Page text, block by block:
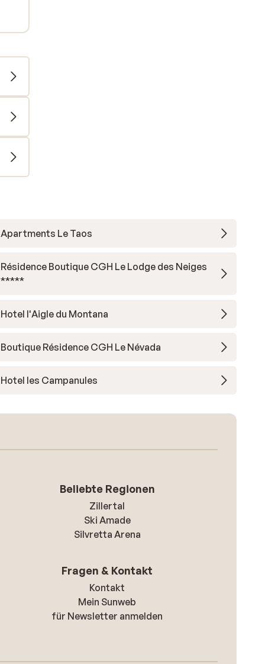
Apartments Le Taos
Résidence Boutique CGH Le Lodge des Neiges
*****
Hotel l'Aigle du Montana
Boutique Résidence CGH Le Névada
Hotel les Campanules
Beliebte Regionen
Zillertal
Ski Amade
Silvretta Arena
Fragen & Kontakt
Kontakt
Mein Sunweb
für Newsletter anmelden